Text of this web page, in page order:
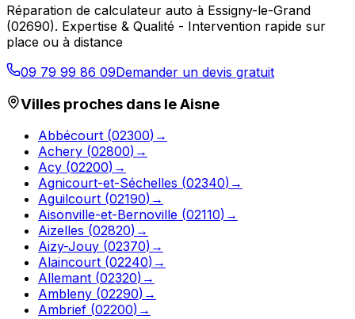
Réparation de calculateur auto à Essigny-le-Grand
(02690). Expertise & Qualité - Intervention rapide sur
place ou à distance
09 79 99 86 09Demander un devis gratuit
Villes proches dans leAisne
Abbécourt (02300) →
Achery (02800) →
Acy (02200) →
Agnicourt-et-Séchelles (02340) →
Aguilcourt (02190) →
Aisonville-et-Bernoville (02110) →
Aizelles (02820) →
Aizy-Jouy (02370) →
Alaincourt (02240) →
Allemant (02320) →
Ambleny (02290) →
Ambrief (02200) →